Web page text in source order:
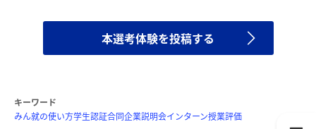
本選考体験を投稿する
キーワード
みん就の使い方学生認証合同企業説明会インターン授業評価